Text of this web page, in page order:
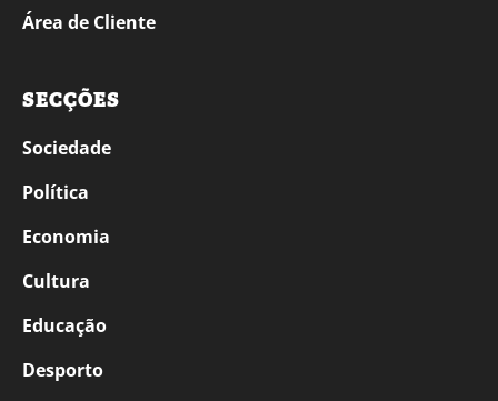
Área de Cliente
SECÇÕES
Sociedade
Política
Economia
Cultura
Educação
Desporto